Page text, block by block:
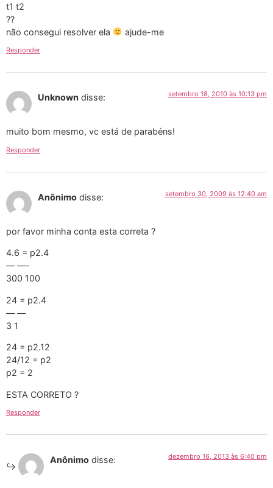
t1 t2
??
não consegui resolver ela
ajude-me
Responder
Unknown disse: setembro 18, 2010 às 10:13 pm
muito bom mesmo, vc está de parabéns!
Responder
Anônimo disse: setembro 30, 2009 às 12:40 am
por favor minha conta esta correta ?
4.6 = p2.4
— —-
300 100
24 = p2.4
— —
3 1
24 = p2.12
24/12 = p2
p2 = 2
ESTA CORRETO ?
Responder
Anônimo disse: dezembro 16, 2013 às 6:40 pm